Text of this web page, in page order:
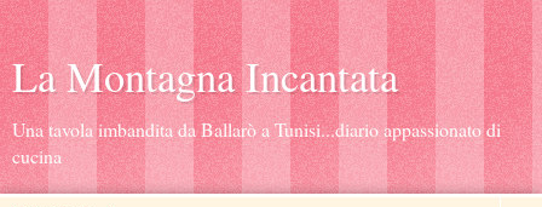
La Montagna Incantata
Una tavola imbandita da Ballarò a Tunisi...diario appassionato di
cucina